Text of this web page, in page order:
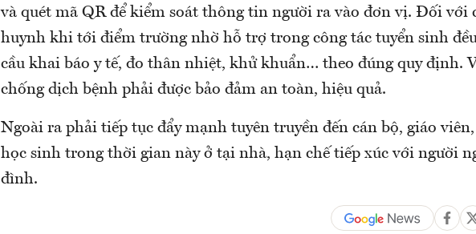
và quét mã QR để kiểm soát thông tin người ra vào đơn vị. Đối với
huynh khi tới điểm trường nhờ hỗ trợ trong công tác tuyển sinh
cầu khai báo y tế, đo thân nhiệt, khử khuẩn… theo đúng quy định.
chống dịch bệnh phải được bảo đảm an toàn, hiệu quả.
Ngoài ra phải tiếp tục đẩy mạnh tuyên truyền đến cán bộ, giáo
học sinh trong thời gian này ở tại nhà, hạn chế tiếp xúc với người
đình.